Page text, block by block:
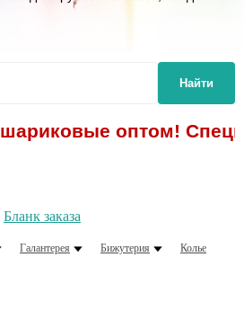
Найти
оптом!
Бланк заказа
Галантерея Бижутерия Колье